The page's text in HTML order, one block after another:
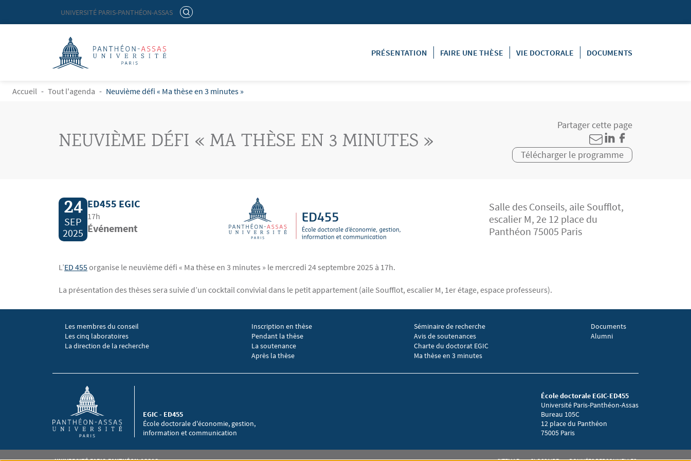
Aller au contenu principal
Menu liste site Custom EN
UNIVERSITÉ PARIS-PANTHÉON-ASSAS RECHERCHER
Logo
PRÉSENTATION
FAIRE UNE THÈSE VIE DOCTORALE DOCUMENTS
FIL D'ARIANE
Accueil Tout l'agenda Neuvième défi « Ma thèse en 3 minutes »
NEUVIÈME DÉFI « MA THÈSE EN 3 MINUTES »
Partager cette page
Télécharger le programme
24
SEP
2025
ED455 EGIC
17h
Événement
Salle des Conseils, aile Soufflot,
escalier M, 2e 12 place du
Panthéon 75005 Paris
Texte
L’ED 455organise le neuvième défi « Ma thèse en 3 minutes » le mercredi 24 septembre 2025 à 17h.
La présentation des thèses sera suivie d’un cocktail convivial dans le petit appartement (aile Soufflot, escalier M, 1er étage, espace professeurs).
Menu footer EGIC 1
Les membres du conseil
Les cinq laboratoires
La direction de la recherche
Menu footer EGIC 2
Inscription en thèse
Pendant la thèse
La soutenance
Après la thèse
Menu footer EGIC 3
Séminaire de recherche
Avis de soutenances
Charte du doctorat EGIC
Ma thèse en 3 minutes
Menu footer EGIC 4
Documents
Alumni
École doctorale d'économie, gestion,
information et communication
EGIC - ED455
École doctorale EGIC-ED455
Université Paris-Panthéon-Assas
Bureau 105C
12 place du Panthéon
75005 Paris